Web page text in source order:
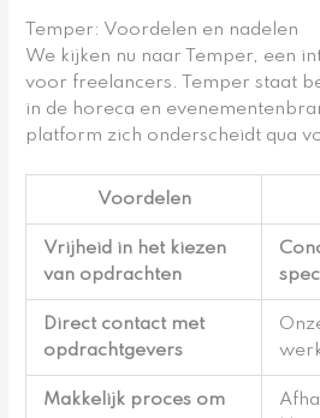
Temper: Voordelen en nadelen
We kijken nu naar Temper, een
voor freelancers. Temper staat
in de horeca en
platform zich onderscheidt qua
Voordelen
Vrijheid in het kiezen
van opdrachten
Direct contact met
opdrachtgevers
Makkelijk proces om